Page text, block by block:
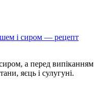
і сиром — рецепт
а перед випіканням
яєць і сулугуні.